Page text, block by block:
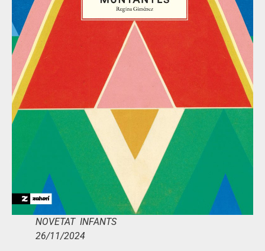
NOVETAT INFANTS
26/11/2024